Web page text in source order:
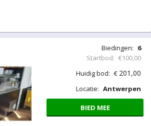
Biedingen: 6
Startbod: €100,00
Huidig bod: € 201,00
Locatie: Antwerpen
BIED MEE